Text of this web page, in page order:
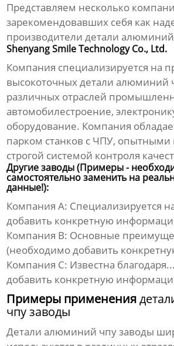
Представляем несколько
зарекомендовавших себя как
производителидетали
Shenyang Smile Technology Co., Ltd.
Компания специализируется на
высокоточныхдетали алюминий
различных отраслей
автомобилестроение,
оборудование. Компания
парком станков с ЧПУ,
строгой системой контроля
Другие заводы (Примеры -
самостоятельно заменить на
данные!):
Компания A: Специализируется
добавить конкретную
Компания B: Основные
(необходимо добавить
Компания C: Известна
добавить конкретную
Примеры применения
чпу заводы
Детали алюминий чпу заводы